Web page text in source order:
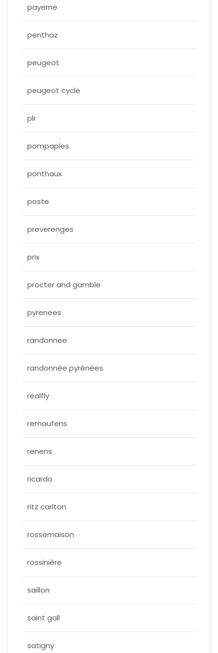
payerne
penthaz
peugeot
peugeot cycle
plr
pompaples
ponthaux
poste
preverenges
prix
procter and gamble
pyrenees
randonnee
randonnée pyrénées
realfly
remaufens
renens
ricardo
ritz carlton
rossemaison
rossinière
saillon
saint gall
satigny